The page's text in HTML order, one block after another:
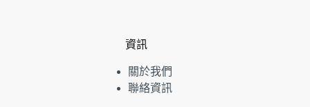
資訊
關於我們
聯絡資訊